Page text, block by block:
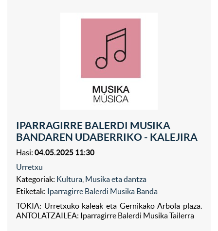
IPARRAGIRRE BALERDI MUSIKA
BANDAREN UDABERRIKO - KALEJIRA
Hasi: 04.05.2025 11:30
Urretxu
Kategoriak: Kultura Musika eta dantza
Etiketak: Iparragirre Balerdi Musika Banda
TOKIA: Urretxuko kaleak eta Gernikako Arbola plaza.
ANTOLATZAILEA: Iparragirre Balerdi Musika Tailerra